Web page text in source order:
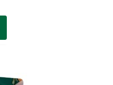
producto
variantes.